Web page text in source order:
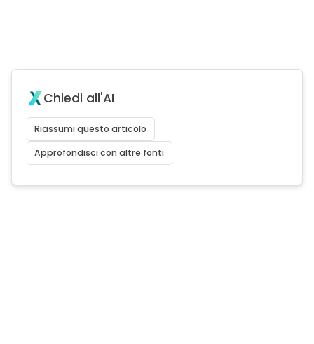
Chiedi all'AI
Riassumi questo articolo
Approfondisci con altre fonti